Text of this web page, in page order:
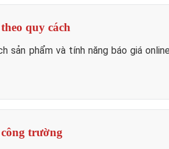
quy cách
sản phẩm và tính năng báo giá
trường